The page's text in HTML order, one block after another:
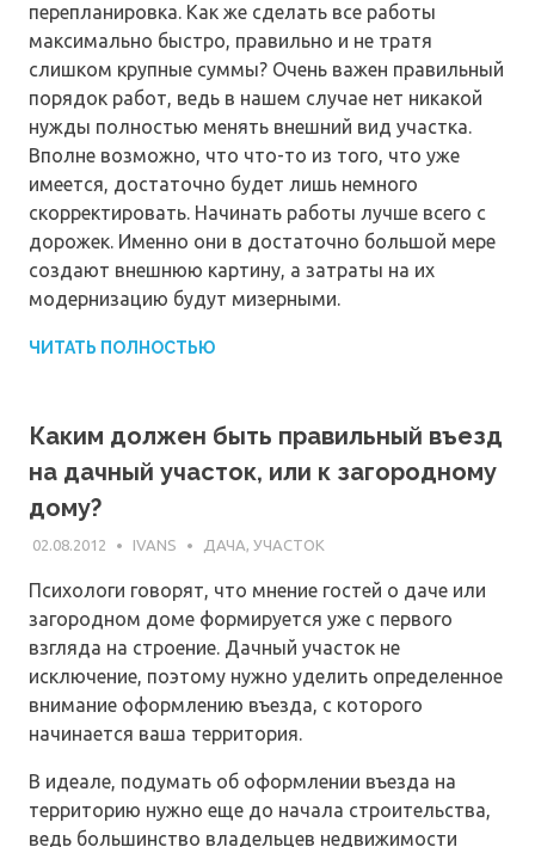
перепланировка. Как же сделать все работы
максимально быстро, правильно и не тратя
слишком крупные суммы? Очень важен правильный
порядок работ, ведь в нашем случае нет никакой
нужды полностью менять внешний вид участка.
Вполне возможно, что что-то из того, что уже
имеется, достаточно будет лишь немного
скорректировать. Начинать работы лучше всего с
дорожек. Именно они в достаточно большой мере
создают внешнюю картину, а затраты на их
модернизацию будут мизерными.
ЧИТАТЬ ПОЛНОСТЬЮ
Каким должен быть правильный въезд
на дачный участок, или к загородному
дому?
02.08.2012 IVANS ДАЧА, УЧАСТОК
Психологи говорят, что мнение гостей о даче или
загородном доме формируется уже с первого
взгляда на строение. Дачный участок не
исключение, поэтому нужно уделить определенное
внимание оформлению въезда, с которого
начинается ваша территория.
В идеале, подумать об оформлении въезда на
территорию нужно еще до начала строительства,
ведь большинство владельцев недвижимости